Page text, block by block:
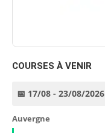
COURSES À VENIR
📅 17/08 - 23/08/2026
Auvergne